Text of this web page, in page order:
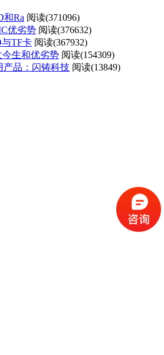
和Ra 阅读(371096)
优劣势 阅读(376632)
TF卡 阅读(367932)
生和优劣势 阅读(154309)
产品：闪铸科技 阅读(13849)